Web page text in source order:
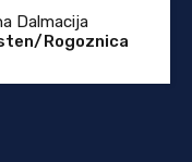
Dalmacija
Rogoznica